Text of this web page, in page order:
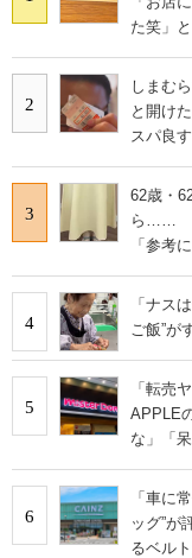
た笑」
2
しまむ
と開け
スパ良す
3
62歳・
ら…… 目
「参考
4
「ナス
ご飯”が
5
「転売
APPLE
な」「
6
「車に
ッグ”が
るベル